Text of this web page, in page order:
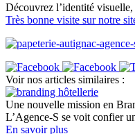
Découvrez l’identité
Très bonne visite sur notre
Voir nos articles similaires :
Une nouvelle mission en
L’Agence-S se voit confier
En savoir plus